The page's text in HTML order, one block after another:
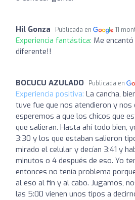
Hil Gonza Publicada en 11
Experiencia fantástica: Me
diferente!!
BOCUCU AZULADO Publicada en
Experiencia positiva: La cancha,
tuve fue que nos atendieron y nos
esperemos a que los chicos que
que salieran. Hasta ahí todo bien,
3:30 y los que estaban salieron
mirado el celular y decían 3:41 y
minutos o 4 después de eso. Yo
entonces no tenía problema
al eso al fin y al cabo. Jugamos,
las 5:00 vienen unos tipos a